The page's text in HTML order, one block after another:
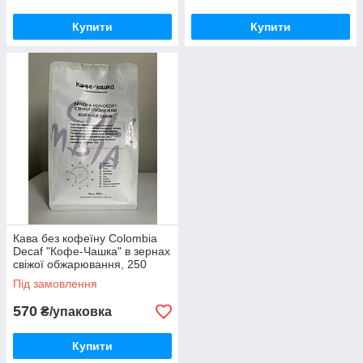
серотоніну, що
відповідають за
бадьорість і
виключно
завдяки
натуральним
Плюси співпраці з нашим інтернет-
магазином
Тільки найкращу каву свіжої обжарювання.
Блискавична доставка
Кур'єрська доставка по Харкову з 16:00 до
20:00, поставки в інші регіони України
здійснюється «Новою Поштою» протягом 1-2
днів.
Купити Купити
Кава без кофеїну Colombia
Decaf "Кофе-Чашка" в зернах
свіжої обжарювання, 250
грамм
Під замовлення
570 ₴/упаковка
Купити